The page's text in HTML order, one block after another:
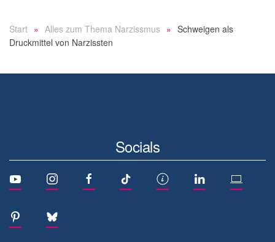
Start Alles zum Thema Narzissmus
Schweigen als
Druckmittel von Narzissten
Socials